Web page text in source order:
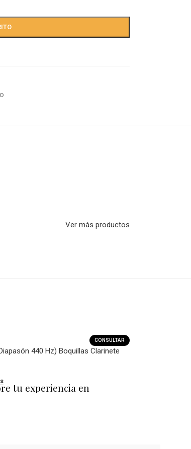
Ver más productos
CONSULTAR
440 Hz) Boquillas Clarinete
tu experiencia en